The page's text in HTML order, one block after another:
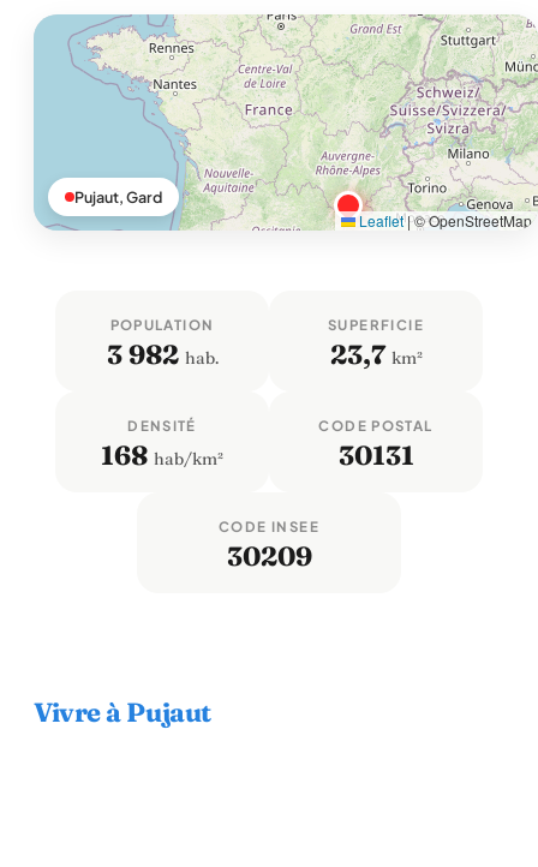
Leaflet |© OpenStreetMap
Pujaut, Gard
POPULATION
3 982 hab.
SUPERFICIE
23,7 km²
DENSITÉ
168 hab/km²
CODE POSTAL
30131
CODE INSEE
30209
Vivre à Pujaut